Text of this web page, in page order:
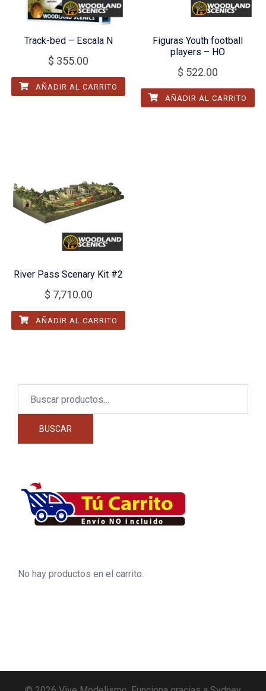
Track-bed – Escala N
$ 355.00
AÑADIR AL CARRITO
Figuras Youth football
players – HO
$ 522.00
AÑADIR AL CARRITO
River Pass Scenary Kit #2
$ 7,710.00
AÑADIR AL CARRITO
BUSCAR
No hay productos en el carrito.